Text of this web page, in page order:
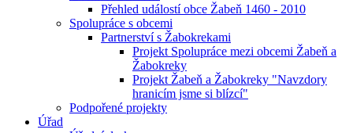
Přehled událostí obce Žabeň 1460 - 2010
Spolupráce s obcemi
Partnerství s Žabokrekami
Projekt Spolupráce mezi obcemi Žabeň a
Žabokreky
Projekt Žabeň a Žabokreky "Navzdory
hranicím jsme si blízcí"
Podpořené projekty
Úřad